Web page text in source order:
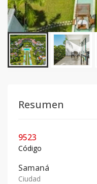
Resumen
9523
Código
Samaná
Ciudad